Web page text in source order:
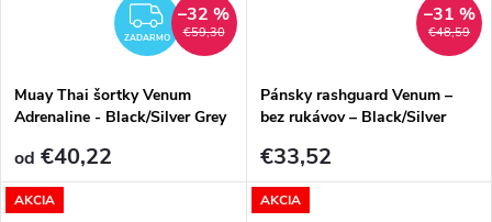
ZADARMO
ZADARMO €59,30
–32 %
Muay Thai šortky Venum
Adrenaline - Black/Silver Grey
od €40,22
€48,59
–31 %
Pánsky rashguard Venum –
bez rukávov – Black/Silver
€33,52
AKCIA AKCIA